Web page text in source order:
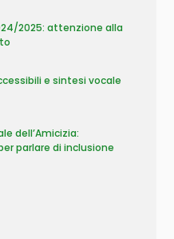
2025: attenzione alla
e sintesi vocale
dell’Amicizia:
parlare di inclusione